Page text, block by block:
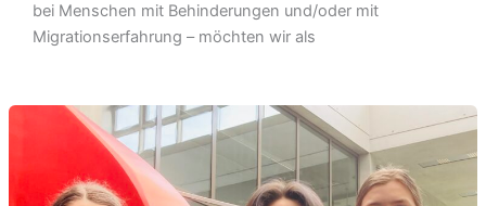
bei Menschen mit Behinderungen und/oder mit
Migrationserfahrung – möchten wir als